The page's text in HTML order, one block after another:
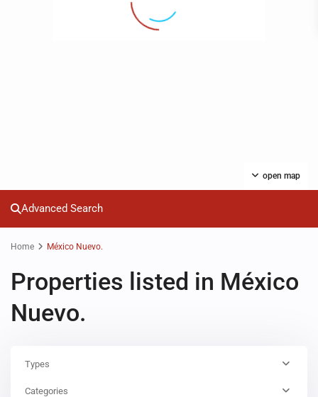
open map
Advanced Search
Home México Nuevo.
Properties listed in México
Nuevo.
Types
Categories